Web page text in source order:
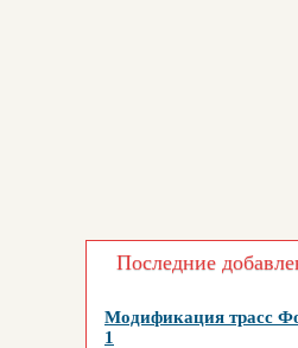
Последние
Модификация трасс
1